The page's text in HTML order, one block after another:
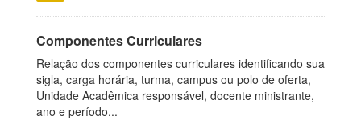
Componentes Curriculares
Relação dos componentes curriculares identificando sua
sigla, carga horária, turma, campus ou polo de oferta,
Unidade Acadêmica responsável, docente ministrante,
ano e período...